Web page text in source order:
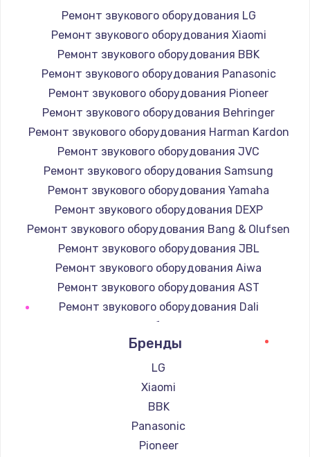
Ремонт звукового оборудования LG
Ремонт звукового оборудования Xiaomi
Ремонт звукового оборудования BBK
Ремонт звукового оборудования Panasonic
Ремонт звукового оборудования Pioneer
Ремонт звукового оборудования Behringer
Ремонт звукового оборудования Harman Kardon
Ремонт звукового оборудования JVC
Ремонт звукового оборудования Samsung
Ремонт звукового оборудования Yamaha
Ремонт звукового оборудования DEXP
Ремонт звукового оборудования Bang & Olufsen
Ремонт звукового оборудования JBL
Ремонт звукового оборудования Aiwa
Ремонт звукового оборудования AST
Ремонт звукового оборудования Dali
Ремонт звукового оборудования Marshall
Ремонт звукового оборудования Supra
Бренды
LG
Xiaomi
BBK
Panasonic
Pioneer